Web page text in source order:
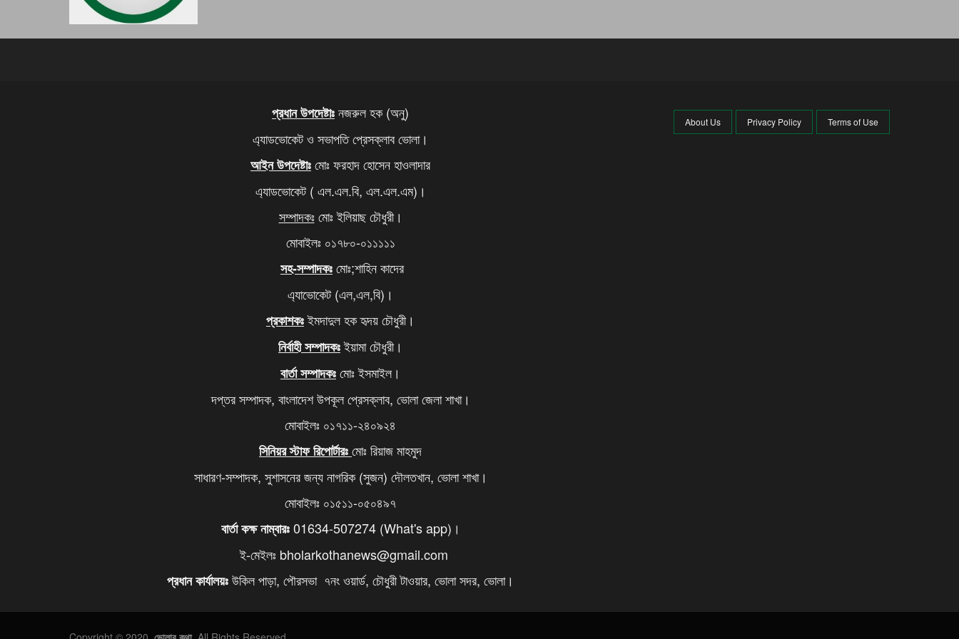
৯ আবারও বাড়ল এলপি গ্যাসের দাম
ওয়াইসির কড়া হুঁশিয়ারি
প্রধান উপদেষ্টাঃনজরুল হক (অনু)
এ্যাডভোকেট ও সভাপতি প্রেসক্লাব ভোলা।
আইন উপদেষ্টাঃমোঃ ফরহাদ হোসেন হাওলাদার
এ্যাডভোকেট ( এল.এল.বি, এল.এল.এম)।
সম্পাদকঃ মোঃ ইলিয়াছ চৌধুরী।
মোবাইলঃ ০১৭৮০-০১১১১১
সহ-সম্পাদকঃমোঃ;শাহিন কাদের
এ্যাভোকেট (এল,এল,বি)।
প্রকাশকঃইমদাদুল হক হৃদয় চৌধুরী।
নির্বাহী সম্পাদকঃইয়ামা চৌধুরী।
বার্তা সম্পাদকঃমোঃ ইসমাইল।
দপ্তর সম্পাদক, বাংলাদেশ উপকূল প্রেসক্লাব, ভোলা জেলা শাখা।
মোবাইলঃ ০১৭১১-২৪০৯২৪
সিনিয়র স্টাফ রিপোর্টারঃমোঃ রিয়াজ মাহমুদ
সাধারণ-সম্পাদক, সুশাসনের জন্য নাগরিক (সুজন) দৌলতখান, ভোলা শাখা।
মোবাইলঃ ০১৫১১-০৫০৪৯৭
বার্তা কক্ষ নাম্বারঃ01634-507274 (What's app)।
ই-মেইলঃ bholarkothanews@gmail.com
প্রধান কার্যালয়ঃউকিল পাড়া, পৌরসভা ৭নং ওয়ার্ড, চৌধুরী টাওয়ার, ভোলা সদর, ভোলা।
About Us Privacy Policy Terms of Use